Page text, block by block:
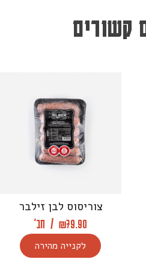
קשורים
צוריסוס לבן זילבר
₪79.90
/ חב'
לקנייה מהירה